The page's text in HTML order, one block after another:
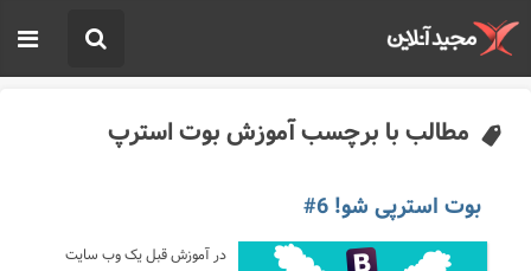
مطالب با برچسب آموزش بوت استرپ
بوت استرپی شو! 6#
در آموزش قبل یک وب سایت